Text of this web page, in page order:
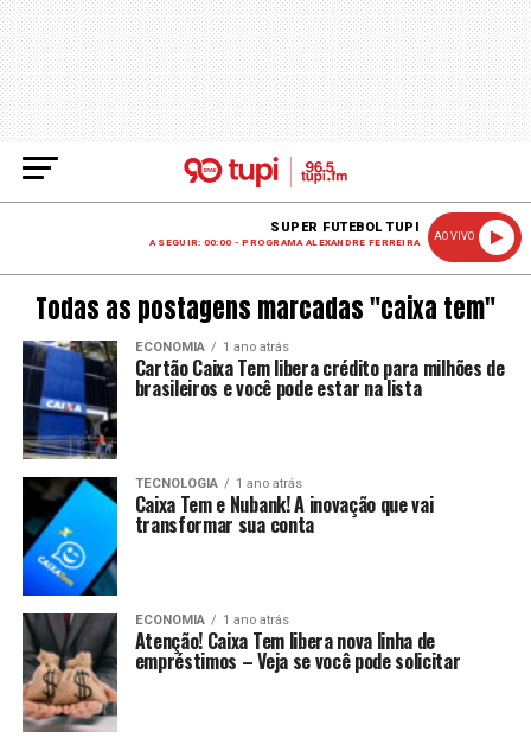
SUPER FUTEBOL TUPI
A SEGUIR: 00:00 - PROGRAMA ALEXANDRE FERREIRA
AO VIVO
Todas as postagens marcadas "caixa tem"
ECONOMIA 1 ano atrás
Cartão Caixa Tem libera crédito para milhões de
brasileiros e você pode estar na lista
TECNOLOGIA 1 ano atrás
Caixa Tem e Nubank! A inovação que vai
transformar sua conta
ECONOMIA 1 ano atrás
Atenção! Caixa Tem libera nova linha de
empréstimos – Veja se você pode solicitar